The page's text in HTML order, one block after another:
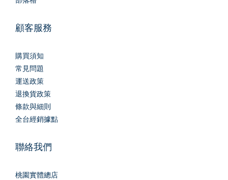
顧客服務
購買須知
常見問題
運送政策
退換貨政策
條款與細則
全台經銷據點
聯絡我們
桃園實體總店